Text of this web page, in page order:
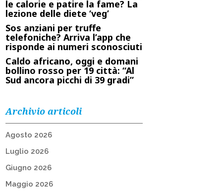
le calorie e patire la fame? La
lezione delle diete ‘veg’
Sos anziani per truffe
telefoniche? Arriva l’app che
risponde ai numeri sconosciuti
Caldo africano, oggi e domani
bollino rosso per 19 città: “Al
Sud ancora picchi di 39 gradi”
Archivio articoli
Agosto 2026
Luglio 2026
Giugno 2026
Maggio 2026